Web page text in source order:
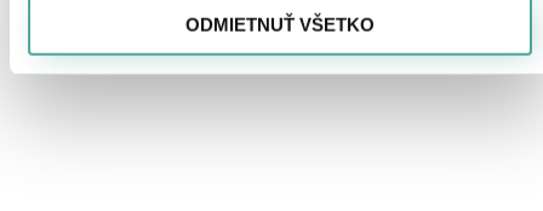
ODMIETNUŤ VŠETKO